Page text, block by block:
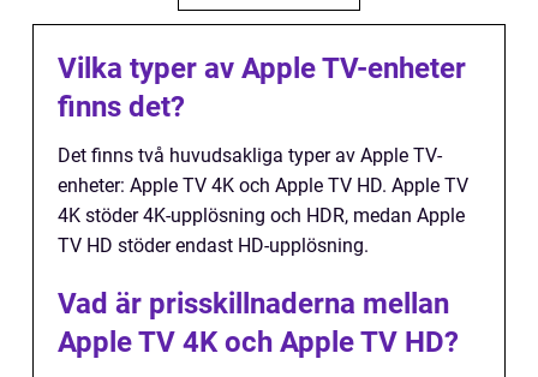
Vilka typer av Apple TV-enheter
finns det?
Det finns två huvudsakliga typer av Apple TV-
enheter: Apple TV 4K och Apple TV HD. Apple TV
4K stöder 4K-upplösning och HDR, medan Apple
TV HD stöder endast HD-upplösning.
Vad är prisskillnaderna mellan
Apple TV 4K och Apple TV HD?